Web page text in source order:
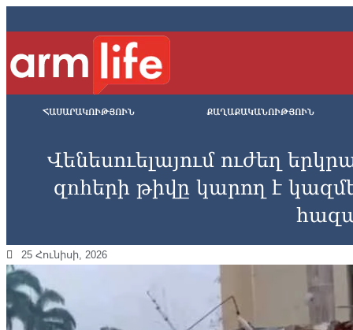
ՀԱՍԱՐԱԿՈՒԹՅՈՒՆ ՔԱՂԱՔԱԿԱՆՈՒԹՅՈՒՆ
Վենեսուելայում ուժեղ
զnhերի թիվը կարող է
25 Հունիսի, 2026